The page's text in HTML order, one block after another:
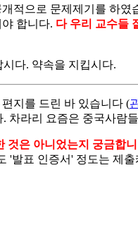
적으로 문제제기를 하였
합니다. 다 우리 교수들
다. 약속을 지킵시다.
지를 드린 바 있습니다 (
차라리 요즘은 중국사람
것은 아니었는지 궁금합
'발표 인증서' 정도는 제